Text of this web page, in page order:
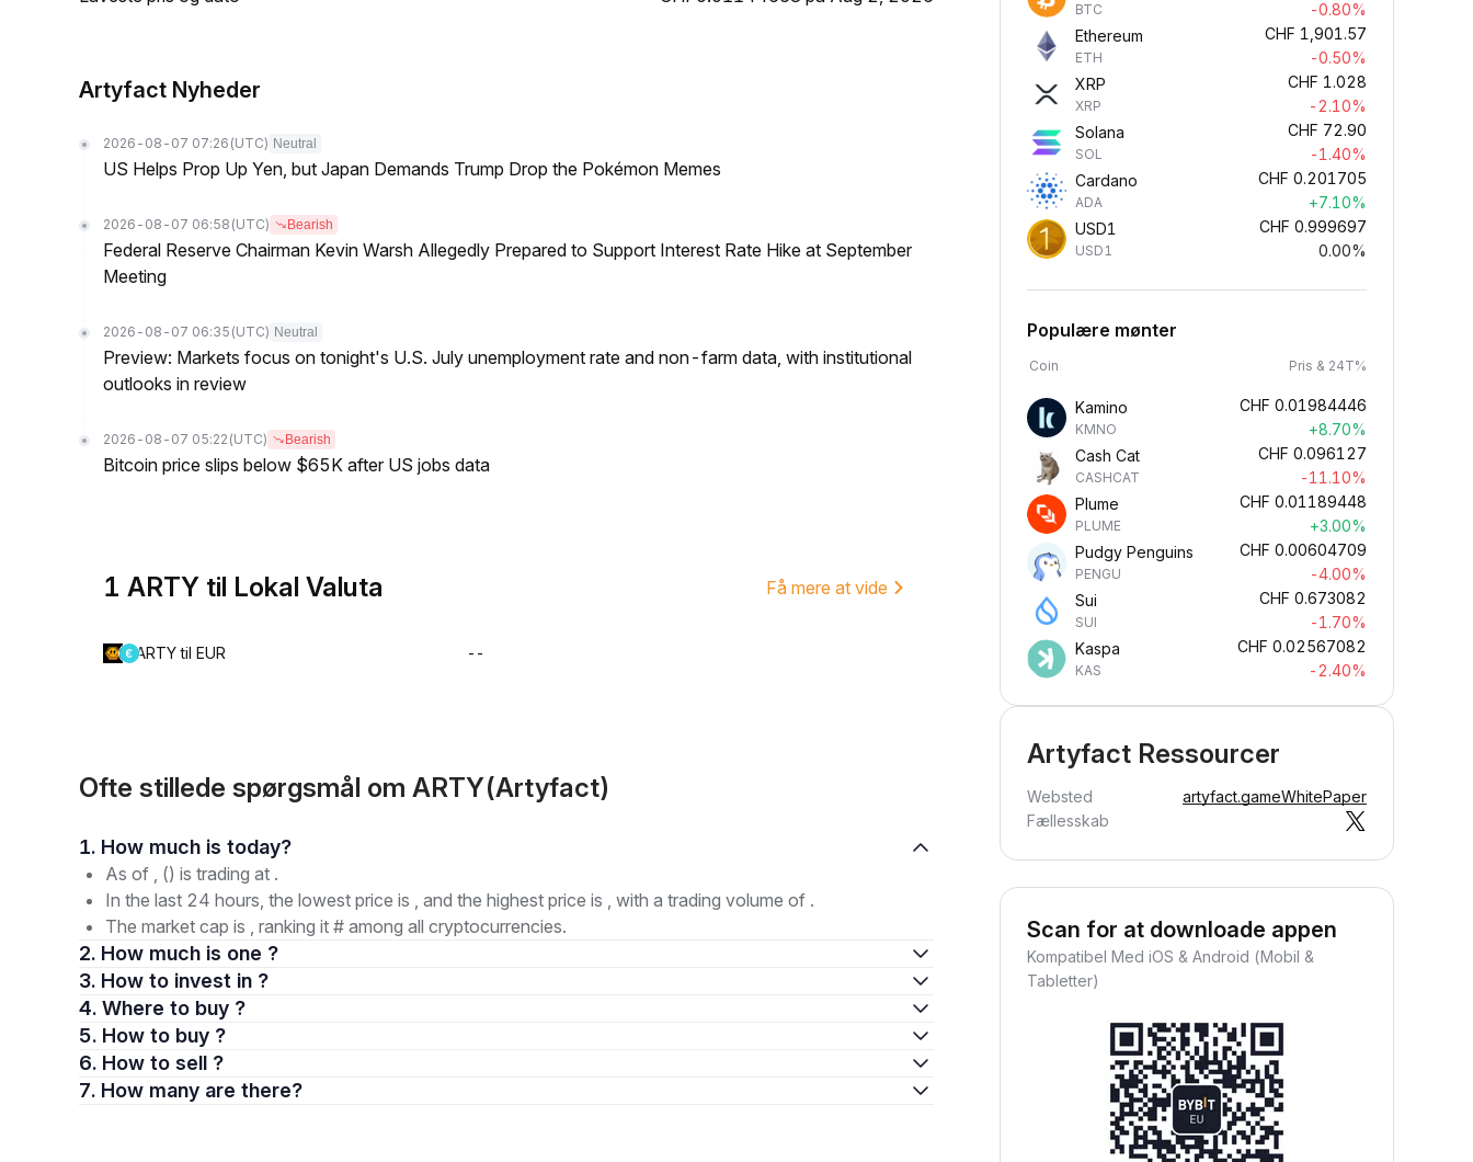
Artyfact Nyheder
2026-08-07 07:26 (UTC) Neutral
US Helps Prop Up Yen, but Japan Demands Trump Drop the Pokémon Memes
2026-08-07 06:58 (UTC) Bearish
Federal Reserve Chairman Kevin Warsh Allegedly Prepared to Support Interest Rate Hike at September
Meeting
2026-08-07 06:35 (UTC) Neutral
Preview: Markets focus on tonight's U.S. July unemployment rate and non-farm data, with institutional
outlooks in review
2026-08-07 05:22 (UTC) Bearish
Bitcoin price slips below $65K after US jobs data
1 ARTY til Lokal Valuta Få mere at vide
ARTY til EUR --
Ofte stillede spørgsmål om ARTY(Artyfact)
1. How much is today?
As of , () is trading at .
In the last 24 hours, the lowest price is , and the highest price is , with a trading volume of .
The market cap is , ranking it # among all cryptocurrencies.
2. How much is one ?
3. How to invest in ?
4. Where to buy ?
5. How to buy ?
6. How to sell ?
7. How many are there?
BTC
-0.80%
Ethereum
ETH
CHF 1,901.57
-0.50%
XRP
XRP
CHF 1.028
-2.10%
Solana
SOL
CHF 72.90
-1.40%
Cardano
ADA
CHF 0.201705
+7.10%
USD1
USD1
CHF 0.999697
0.00%
Populære mønter
Coin Pris & 24T%
Kamino
KMNO
CHF 0.01984446
+8.70%
Cash Cat
CASHCAT
CHF 0.096127
-11.10%
Plume
PLUME
CHF 0.01189448
+3.00%
Pudgy Penguins
PENGU
CHF 0.00604709
-4.00%
Sui
SUI
CHF 0.673082
-1.70%
Kaspa
KAS
CHF 0.02567082
-2.40%
Artyfact Ressourcer
Websted artyfact.gameWhitePaper
Fællesskab
Scan for at downloade appen
Kompatibel Med iOS & Android (Mobil &
Tabletter)